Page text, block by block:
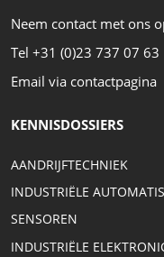
Neem contact met ons
Tel +31 (0)23 737 07 63
Email via contactpagina
KENNISDOSSIERS
AANDRIJFTECHNIEK
INDUSTRIËLE
SENSOREN
INDUSTRIËLE